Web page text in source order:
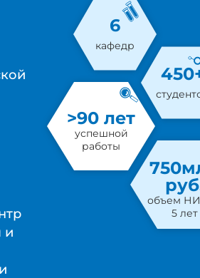
и
6
кафедр
>90 лет
успешной
работы
объем
5 лет